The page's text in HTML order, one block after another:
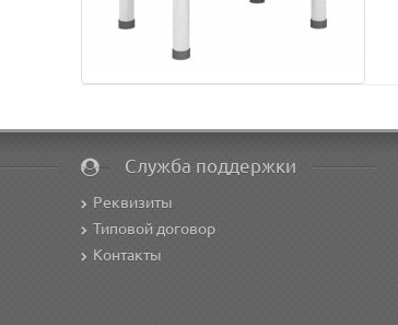
Служба поддержки
Реквизиты
Типовой договор
Контакты